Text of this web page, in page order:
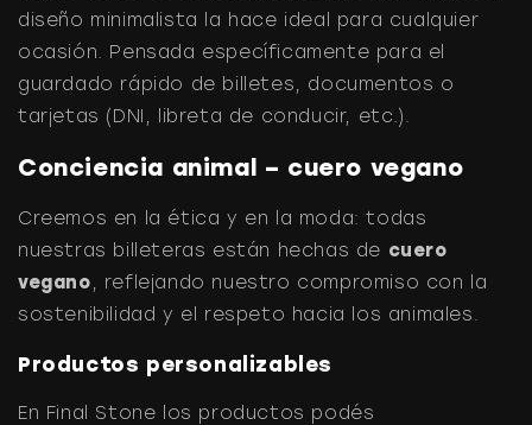
diseño minimalista la hace ideal para cualquier
ocasión. Pensada específicamente para el
guardado rápido de billetes, documentos o
tarjetas (DNI, libreta de conducir, etc.).
Conciencia animal – cuero vegano
Creemos en la ética y en la moda: todas
nuestras billeteras están hechas de cuero
vegano, reflejando nuestro compromiso con la
sostenibilidad y el respeto hacia los animales.
Productos personalizables
En Final Stone los productos podés